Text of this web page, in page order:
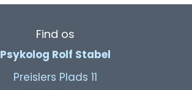
Find os
Psykolog Rolf Stabel
Preislers Plads 11